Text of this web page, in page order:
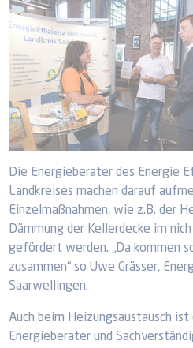
Die Energieberater des Energie
Landkreises machen darauf
Einzelmaßnahmen, wie z.B. der
Dämmung der Kellerdecke im
gefördert werden. „Da kommen
zusammen“ so Uwe Grässer,
Saarwellingen.
Auch beim Heizungsaustausch
Energieberater und